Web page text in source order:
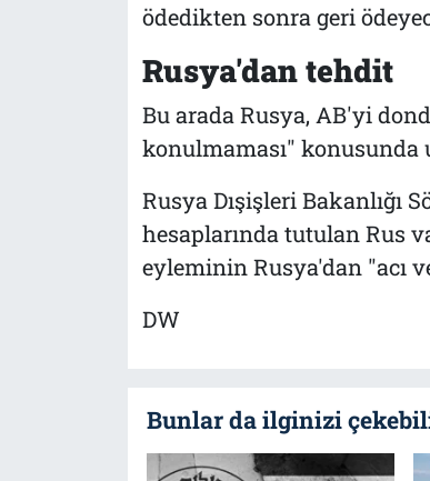
ödedikten sonra geri
Rusya'dan tehdit
Bu arada Rusya, AB'yi
konulmaması" konusunda
Rusya Dışişleri Bakanlığı
hesaplarında tutulan Rus
eyleminin Rusya'dan "acı
DW
Bunlar da ilginizi